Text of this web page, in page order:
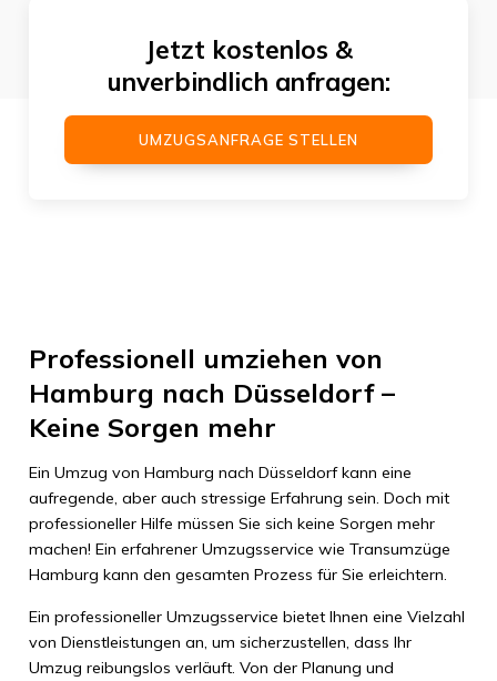
Jetzt kostenlos &
unverbindlich anfragen:
UMZUGSANFRAGE STELLEN
Professionell umziehen von
Hamburg nach Düsseldorf –
Keine Sorgen mehr
Ein Umzug von Hamburg nach Düsseldorf kann eine
aufregende, aber auch stressige Erfahrung sein. Doch mit
professioneller Hilfe müssen Sie sich keine Sorgen mehr
machen! Ein erfahrener Umzugsservice wie Transumzüge
Hamburg kann den gesamten Prozess für Sie erleichtern.
Ein professioneller Umzugsservice bietet Ihnen eine Vielzahl
von Dienstleistungen an, um sicherzustellen, dass Ihr
Umzug reibungslos verläuft. Von der Planung und